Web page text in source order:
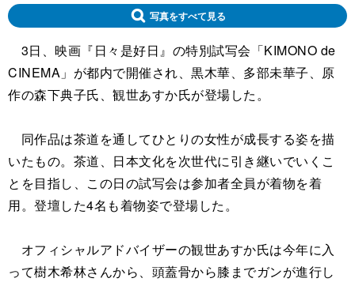
写真をすべて見る
3日、映画『日々是好日』の特別試写会「KIMONO de
CINEMA」が都内で開催され、黒木華、多部未華子、原
作の森下典子氏、観世あすか氏が登場した。
同作品は茶道を通してひとりの女性が成長する姿を描
いたもの。茶道、日本文化を次世代に引き継いでいくこ
とを目指し、この日の試写会は参加者全員が着物を着
用。登壇した4名も着物姿で登場した。
オフィシャルアドバイザーの観世あすか氏は今年に入
って樹木希林さんから、頭蓋骨から膝までガンが進行し